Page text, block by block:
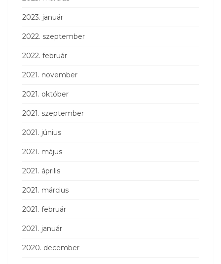
2023. január
2022. szeptember
2022. február
2021. november
2021. október
2021. szeptember
2021. június
2021. május
2021. április
2021. március
2021. február
2021. január
2020. december